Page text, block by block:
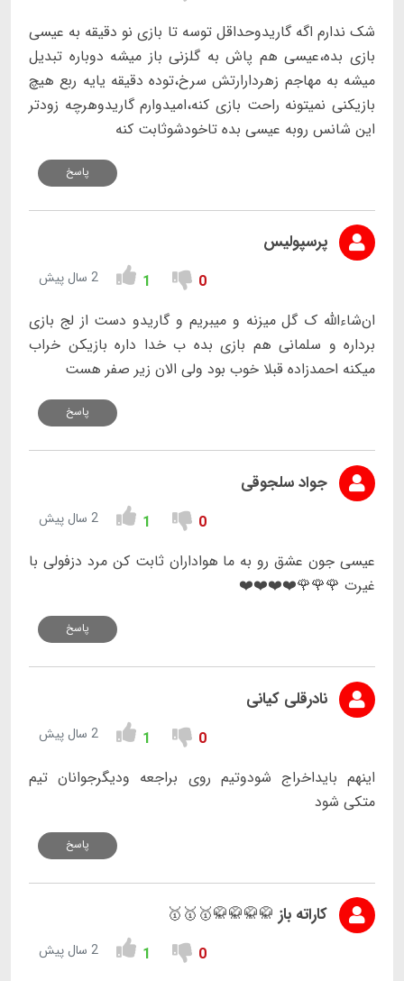
شک ندارم اگه گاریدوحداقل توسه تا بازی نو دقیقه به عیسی
بازی بده،عیسی هم پاش به گلزنی باز میشه دوباره تبدیل
میشه به مهاجم زهردارارتش سرخ،توده دقیقه یایه ربع هیچ
بازیکنی نمیتونه راحت بازی کنه،امیدوارم گاریدوهرچه زودتر
این شانس روبه عیسی بده تاخودشوثابت کنه
پاسخ
پرسپولیس
0
1 2 سال پیش
ان‌شاءالله ک گل میزنه و میبریم و گاریدو دست از لج بازی
برداره و سلمانی هم بازی بده ب خدا داره بازیکن خراب
میکنه احمدزاده قبلا خوب بود ولی الان زیر صفر هست
پاسخ
جواد سلجوقی
0
1 2 سال پیش
عیسی جون عشق رو به ما هواداران ثابت کن مرد دزفولی با
غیرت 🌹🌹🌹❤️❤️❤️❤️
پاسخ
نادرقلی کیانی
0
1 2 سال پیش
اینهم بایداخراج شودوتیم روی براجعه ودیگرجوانان تیم
متکی شود
پاسخ
کاراته باز 🥋🥋🥋🥋🥇🥇🥇
0
1 2 سال پیش